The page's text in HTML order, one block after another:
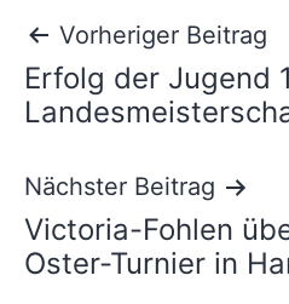
Vorheriger Beitrag
Erfolg der Jugend
Nächster Beitrag
Victoria-Fohlen
Oster-Turnier in